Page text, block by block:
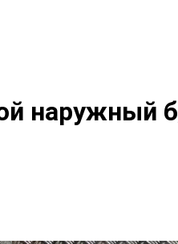
наружный